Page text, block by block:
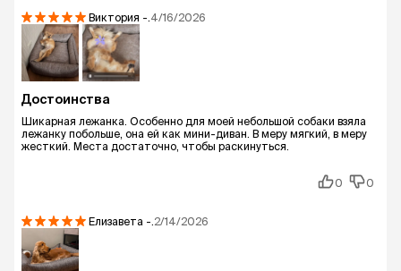
Виктория -. 4/16/2026
Достоинства
Шикарная лежанка. Особенно для моей небольшой собаки взяла
лежанку побольше, она ей как мини-диван. В меру мягкий, в меру
жесткий. Места достаточно, чтобы раскинуться.
0 0
Елизавета -. 2/14/2026